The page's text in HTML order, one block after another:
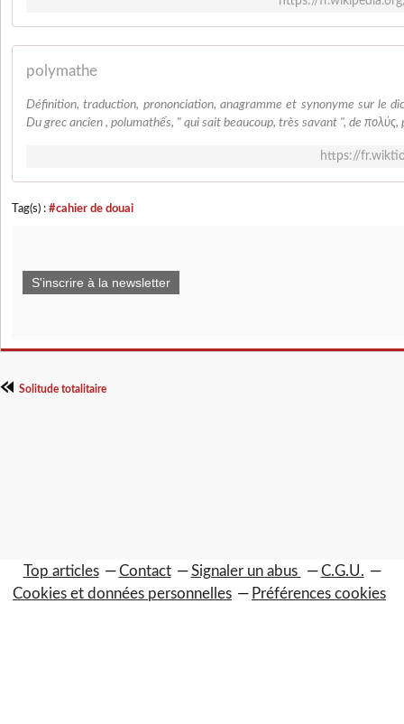
polymathe
Définition, traduction, prononciation, anagramme et synonyme sur le
Du grec ancien , polumathếs, " qui sait beaucoup, très savant ", de πολύς,
https://
Tag(s) : #cahier de douai
S'inscrire à la newsletter
Solitude totalitaire
Top articles Contact Signaler un abus
C.G.U.
Cookies et données personnelles
Préférences cookies